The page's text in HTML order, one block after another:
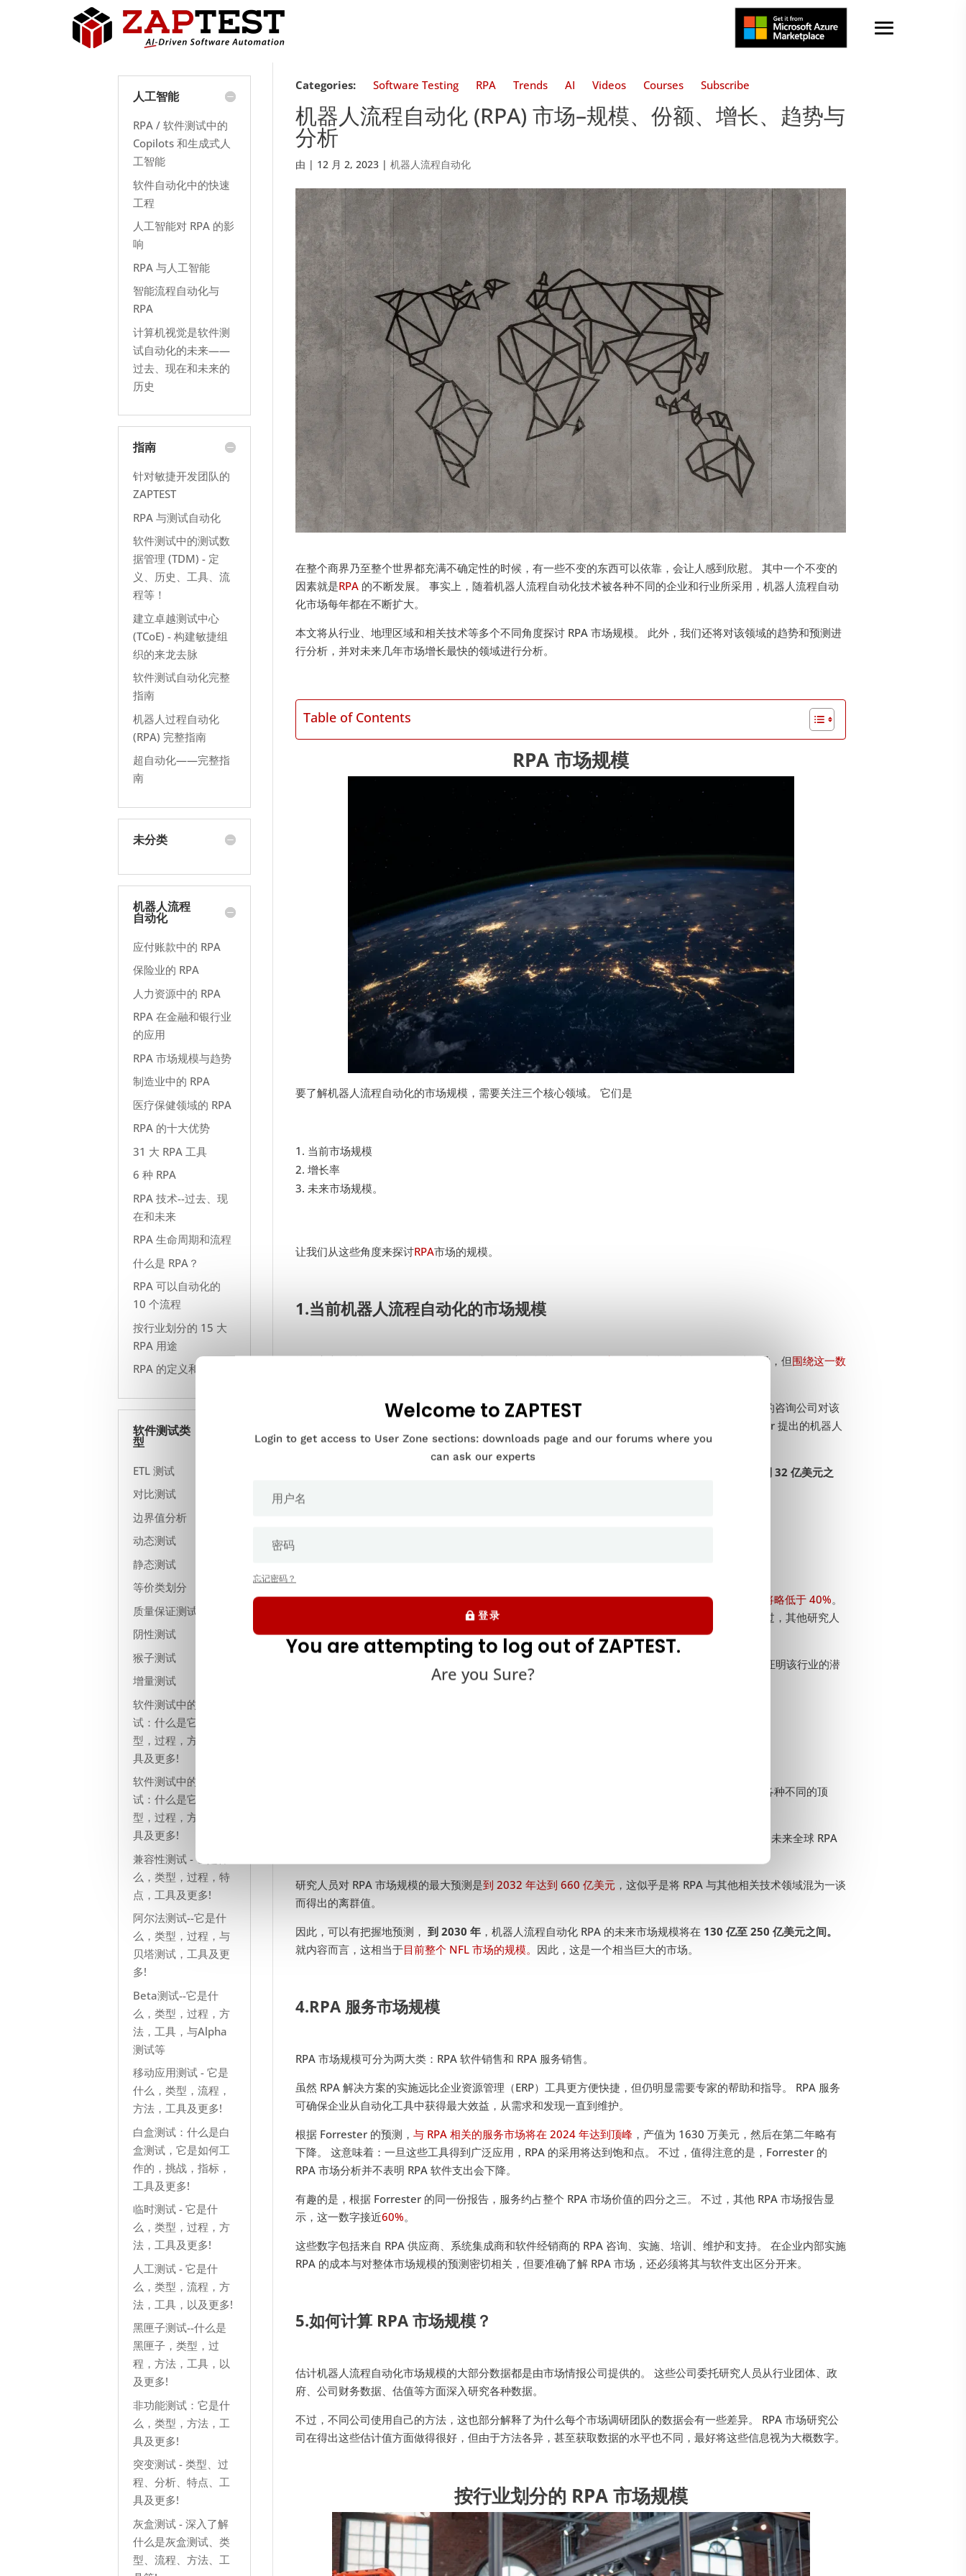
Categories: Software Testing RPA Trends AI Videos Courses Subscribe
机器人流程自动化 (RPA) 市场–规模、份额、增长、趋势与
分析
由 | 12 月 2, 2023 |机器人流程自动化
在整个商界乃至整个世界都充满不确定性的时候，有一些不变的东西可以依靠，会让人感到欣慰。 其中一个不变的
因素就是RPA 的不断发展。 事实上，随着机器人流程自动化技术被各种不同的企业和行业所采用，机器人流程自动
化市场每年都在不断扩大。
本文将从行业、地理区域和相关技术等多个不同角度探讨 RPA 市场规模。 此外，我们还将对该领域的趋势和预测进
行分析，并对未来几年市场增长最快的领域进行分析。
Table of Contents
RPA 市场规模
要了解机器人流程自动化的市场规模，需要关注三个核心领域。 它们是
当前市场规模
增长率
未来市场规模。
让我们从这些角度来探讨RPA市场的规模。
1.当前机器人流程自动化的市场规模
据多家市场情报公司预测，2023 年全球 RPA 市场规模约为30 亿美元。 这些估计总是存在一些差异，但围绕这一数
有关 Gartner RPA 市场规模的估计，请参阅《Gartner RPA 魔力象限 2023》报告。 这家受人尊敬的咨询公司对该
行业最终用户软件支出的估价为 28 亿美元，高于上一年的 22 亿美元。 我们需要注意的是，Gartner 提出的机器人
流程自动化市场规模是指 2022 年。
28 亿美元到 32 亿美元之
间
机器人流程自动化行业将在未来几年实现惊人的增长。 事实上，一些分析师认为，RPA 的年增长率将略低于 40%。
近 40% 的复合年增长率（CAGR）令人吃惊，只有人工智能和制药业等尖端行业才能与之媲美。 不过，其他研究人
员的看法就不那么乐观了。 例如，有人预测该行业的年复合增长率将接近 28%。
这足以证明该行业的潜
对全球机器人流程自动化市场规模的预测是乐观的。 随着采用和用例的增加，RPA 技术将被嵌入到各种不同的顶
不过，其他分析师认为该行业潜力更大，预测未来全球 RPA
研究人员对 RPA 市场规模的最大预测是到 2032 年达到 660 亿美元 ，这似乎是将 RPA 与其他相关技术领域混为一谈
而得出的离群值。
因此，可以有把握地预测， 到 2030 年 ，机器人流程自动化 RPA 的未来市场规模将在 130 亿至 250 亿美元之间。
就内容而言，这相当于目前整个 NFL 市场的规模。 因此，这是一个相当巨大的市场。
4.RPA 服务市场规模
RPA 市场规模可分为两大类：RPA 软件销售和 RPA 服务销售。
虽然 RPA 解决方案的实施远比企业资源管理（ERP）工具更方便快捷，但仍明显需要专家的帮助和指导。 RPA 服务
可确保企业从自动化工具中获得最大效益，从需求和发现一直到维护。
根据 Forrester 的预测，与 RPA 相关的服务市场将在 2024 年达到顶峰 ，产值为 1630 万美元，然后在第二年略有
下降。 这意味着：一旦这些工具得到广泛应用，RPA 的采用将达到饱和点。 不过，值得注意的是，Forrester 的
RPA 市场分析并不表明 RPA 软件支出会下降。
有趣的是，根据 Forrester 的同一份报告，服务约占整个 RPA 市场价值的四分之三。 不过，其他 RPA 市场报告显
示，这一数字接近60%。
这些数字包括来自 RPA 供应商、系统集成商和软件经销商的 RPA 咨询、实施、培训、维护和支持。 在企业内部实施
RPA 的成本与对整体市场规模的预测密切相关，但要准确了解 RPA 市场，还必须将其与软件支出区分开来。
5.如何计算 RPA 市场规模？
估计机器人流程自动化市场规模的大部分数据都是由市场情报公司提供的。 这些公司委托研究人员从行业团体、政
府、公司财务数据、估值等方面深入研究各种数据。
不过，不同公司使用自己的方法，这也部分解释了为什么每个市场调研团队的数据会有一些差异。 RPA 市场研究公
司在得出这些估计值方面做得很好，但由于方法各异，甚至获取数据的水平也不同，最好将这些信息视为大概数字。
按行业划分的 RPA 市场规模
人工智能
RPA / 软件测试中的
Copilots 和生成式人
工智能
软件自动化中的快速
工程
人工智能对 RPA 的影
响
RPA 与人工智能
智能流程自动化与
RPA
计算机视觉是软件测
试自动化的未来——
过去、现在和未来的
历史
指南
针对敏捷开发团队的
ZAPTEST
RPA 与测试自动化
软件测试中的测试数
据管理 (TDM) - 定
义、历史、工具、流
程等！
建立卓越测试中心
(TCoE) - 构建敏捷组
织的来龙去脉
软件测试自动化完整
指南
机器人过程自动化
(RPA) 完整指南
超自动化——完整指
南
未分类
机器人流程
自动化
应付账款中的 RPA
保险业的 RPA
人力资源中的 RPA
RPA 在金融和银行业
的应用
RPA 市场规模与趋势
制造业中的 RPA
医疗保健领域的 RPA
RPA 的十大优势
31 大 RPA 工具
6 种 RPA
RPA 技术--过去、现
在和未来
RPA 生命周期和流程
什么是 RPA？
RPA 可以自动化的
10 个流程
按行业划分的 15 大
RPA 用途
RPA 的定义和含义
软件测试类
型
ETL 测试
对比测试
边界值分析
动态测试
静态测试
等价类划分
质量保证测试
阴性测试
猴子测试
增量测试
软件测试中的浸泡测
试：什么是它，类
型，过程，方法，工
具及更多!
软件测试中的压力测
试：什么是它，类
型，过程，方法，工
具及更多!
兼容性测试 - 它是什
么，类型，过程，特
点，工具及更多!
阿尔法测试--它是什
么，类型，过程，与
贝塔测试，工具及更
多!
Beta测试--它是什
么，类型，过程，方
法，工具，与Alpha
测试等
移动应用测试 - 它是
什么，类型，流程，
方法，工具及更多!
白盒测试：什么是白
盒测试，它是如何工
作的，挑战，指标，
工具及更多!
临时测试 - 它是什
么，类型，过程，方
法，工具及更多!
人工测试 - 它是什
么，类型，流程，方
法，工具，以及更多!
黑匣子测试--什么是
黑匣子，类型，过
程，方法，工具，以
及更多!
非功能测试：它是什
么，类型，方法，工
具及更多!
突变测试 - 类型、过
程、分析、特点、工
具及更多!
灰盒测试 - 深入了解
什么是灰盒测试、类
型、流程、方法、工
Welcome to ZAPTEST
Login to get access to User Zone sections: downloads page and our forums where you
can ask our experts
忘记密码？
登录
You are attempting to log out of ZAPTEST.
Are you Sure?